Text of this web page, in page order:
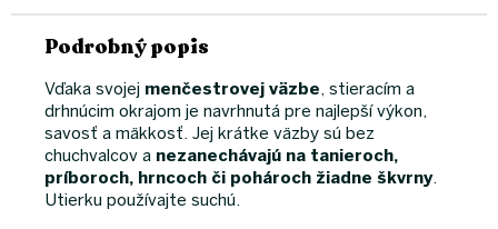
Podrobný popis
Vďaka svojej menčestrovej väzbe , stieracím a
drhnúcim okrajom je navrhnutá pre najlepší výkon,
savosť a mäkkosť. Jej krátke väzby sú bez
chuchvalcov a nezanechávajú na tanieroch,
príboroch, hrncoch či pohároch žiadne škvrny.
Utierku používajte suchú.